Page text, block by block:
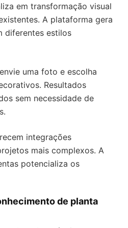
em transformação visual
A plataforma gera
diferentes estilos
uma foto e escolha
Resultados
sem necessidade de
integrações
mais complexos. A
potencializa os
de planta